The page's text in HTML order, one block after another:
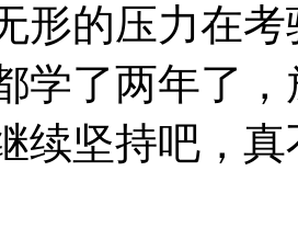
形的压力在
学了两年了
续坚持吧，